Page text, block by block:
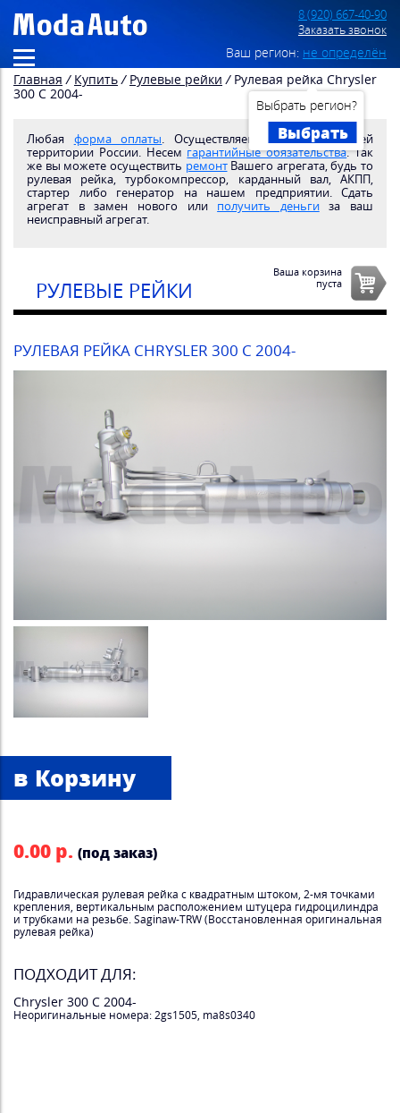
8 (920) 667-40-90
Заказать звонок
Ваш регион: не определён
Выбрать регион?
Выбрать
Главная / Купить / Рулевые рейки / Рулевая рейка Chrysler
300 C 2004-
Любая форма оплаты. Осуществляем доставкупо всей
территории России. Несем гарантийные обязательства. Так
же вы можете осуществить ремонтВашего агрегата, будь то
рулевая рейка, турбокомпрессор, карданный вал, АКПП,
стартер либо генератор на нашем предприятии. Сдать
агрегат в замен нового или получить деньгиза ваш
неисправный агрегат.
РУЛЕВЫЕ РЕЙКИ
Ваша корзина
пуста
РУЛЕВАЯ РЕЙКА CHRYSLER 300 C 2004-
0.00 р. (под заказ)
Гидравлическая рулевая рейка с квадратным штоком, 2-мя точками
крепления, вертикальным расположением штуцера гидроцилиндра
и трубками на резьбе. Saginaw-TRW (Восстановленная оригинальная
рулевая рейка)
ПОДХОДИТ ДЛЯ:
Chrysler 300 C 2004-
Неоригинальные номера: 2gs1505, ma8s0340